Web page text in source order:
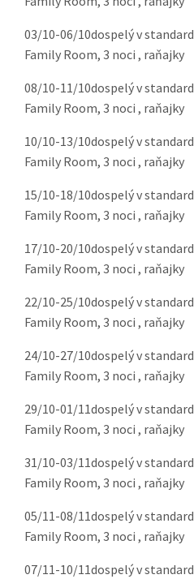
03/10-06/10dospelý v standard
Family Room, 3 noci , raňajky
08/10-11/10dospelý v standard
Family Room, 3 noci , raňajky
10/10-13/10dospelý v standard
Family Room, 3 noci , raňajky
15/10-18/10dospelý v standard
Family Room, 3 noci , raňajky
17/10-20/10dospelý v standard
Family Room, 3 noci , raňajky
22/10-25/10dospelý v standard
Family Room, 3 noci , raňajky
24/10-27/10dospelý v standard
Family Room, 3 noci , raňajky
29/10-01/11dospelý v standard
Family Room, 3 noci , raňajky
31/10-03/11dospelý v standard
Family Room, 3 noci , raňajky
05/11-08/11dospelý v standard
Family Room, 3 noci , raňajky
07/11-10/11dospelý v standard